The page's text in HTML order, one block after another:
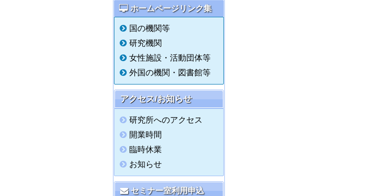
ホームページリンク集
国の機関等
研究機関
女性施設・活動団体等
外国の機関・図書館等
アクセス/お知らせ
研究所へのアクセス
開業時間
臨時休業
お知らせ
セミナー室利用申込